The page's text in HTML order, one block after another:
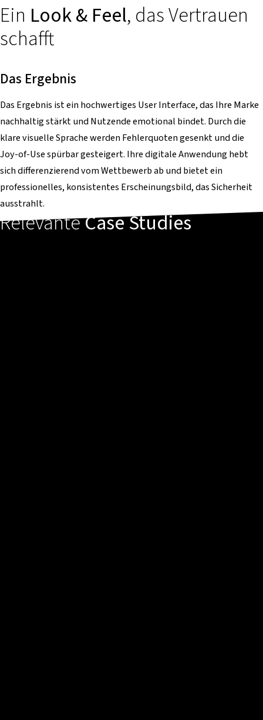
Ein Look & Feel, das Vertrauen
schafft
Das Ergebnis
Das Ergebnis ist ein hochwertiges User Interface, das Ihre Marke
nachhaltig stärkt und Nutzende emotional bindet. Durch die
klare visuelle Sprache werden Fehlerquoten gesenkt und die
Joy-of-Use spürbar gesteigert. Ihre digitale Anwendung hebt
sich differenzierend vom Wettbewerb ab und bietet ein
professionelles, konsistentes Erscheinungsbild, das Sicherheit
ausstrahlt.
RelevanteCase Studies